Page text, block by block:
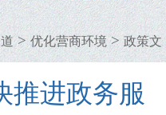
>优化营商环境>政策文
推进政务服